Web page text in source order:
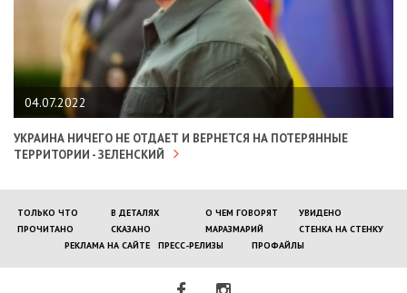
04.07.2022
УКРАИНА НИЧЕГО НЕ ОТДАЕТ И ВЕРНЕТСЯ НА ПОТЕРЯННЫЕ
ТЕРРИТОРИИ - ЗЕЛЕНСКИЙ
ТОЛЬКО ЧТО В ДЕТАЛЯХ О ЧЕМ ГОВОРЯТ
УВИДЕНО
ПРОЧИТАНО
СКАЗАНО МАРАЗМАРИЙ
СТЕНКА НА СТЕНКУ
РЕКЛАМА НА САЙТЕ
ПРЕСС-РЕЛИЗЫ ПРОФАЙЛЫ